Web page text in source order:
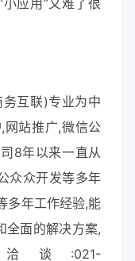
应用”又难了很
互联)专业为中
网站推广,微信公
8年以来一直从
众众开发等多年
多年工作经验,能
全面的解决方案,
谈:021-